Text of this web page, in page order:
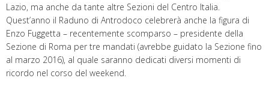
Lazio, ma anche da tante altre Sezioni del Centro Italia.
Quest’anno il Raduno di Antrodoco celebrerà anche la figura di
Enzo Fuggetta – recentemente scomparso – presidente della
Sezione di Roma per tre mandati (avrebbe guidato la Sezione fino
al marzo 2016), al quale saranno dedicati diversi momenti di
ricordo nel corso del weekend.